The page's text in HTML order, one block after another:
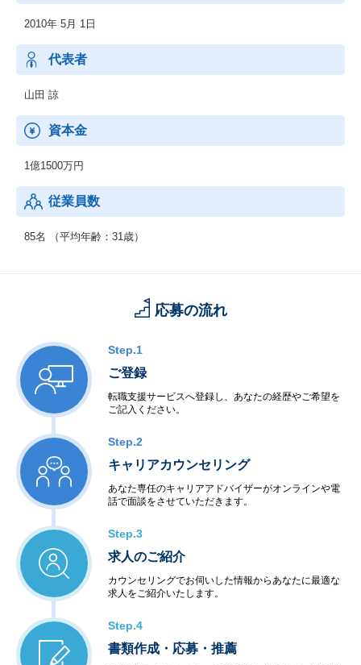
：『新卒向け人材紹介 アカリク就職エージェント』／『中途向け
人材紹介 アカリクキャリア』
大学院生・ポスドク・大学院出身の中途求職者と、専門的能力・
基礎能力が高い人材を求める企業とのマッチング支援
キャリアに不安を抱える大学院生・若手研究者や、彼らを支援す
る大学・キャリアセンターに対しての各種施策を提供
◆インターンシップ推進事業
：「ジョブ型研究インターンシップ推進協議会」におけるマッチ
ング支援機関としてプログラム全体をコーディネート。
2010年 5月 1日
代表者
山田 諒
資本金
1億1500万円
従業員数
85名 （平均年齢：31歳）
応募の流れ
Step.1
ご登録
転職支援サービスへ登録し、あなたの経歴やご希望を
ご記入ください。
Step.2
キャリアカウンセリング
あなた専任のキャリアアドバイザーがオンラインや電
話で面談をさせていただきます。
Step.3
求人のご紹介
カウンセリングでお伺いした情報からあなたに最適な
求人をご紹介いたします。
Step.4
書類作成・応募・推薦